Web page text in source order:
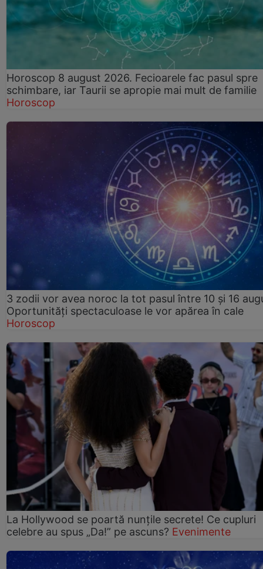
Horoscop 8 august 2026. Fecioarele fac pasul spre
schimbare, iar Taurii se apropie mai mult de familie
Horoscop
3 zodii vor avea noroc la tot pasul între 10 și 16
Oportunități spectaculoase le vor apărea în cale
Horoscop
La Hollywood se poartă nunțile secrete! Ce cupluri
celebre au spus „Da!” pe ascuns? Evenimente